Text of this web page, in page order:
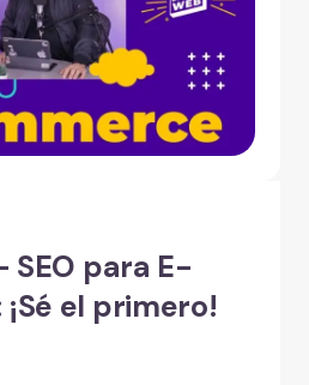
SEO para E-
el primero!